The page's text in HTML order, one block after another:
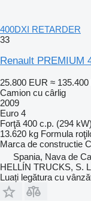
400DXI RETARDER
33
Renault PREMIUM
25.800 EUR ≈ 135.400
Camion cu cârlig
2009
Euro 4
Forţă 400 c.p. (294 kW)
13.620 kg Formula
Marca de constructie
Spania, Nava de
HELLÍN TRUCKS, S.
Luați legătura cu